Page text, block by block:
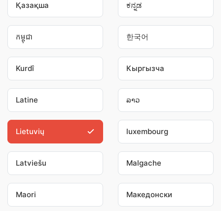
Қазақша ಕನ್ನಡ
កម្ពុជា 한국어
Kurdî Кыргызча
Latine ລາວ
Lietuvių luxembourg
Latviešu Malgache
Maori Македонски